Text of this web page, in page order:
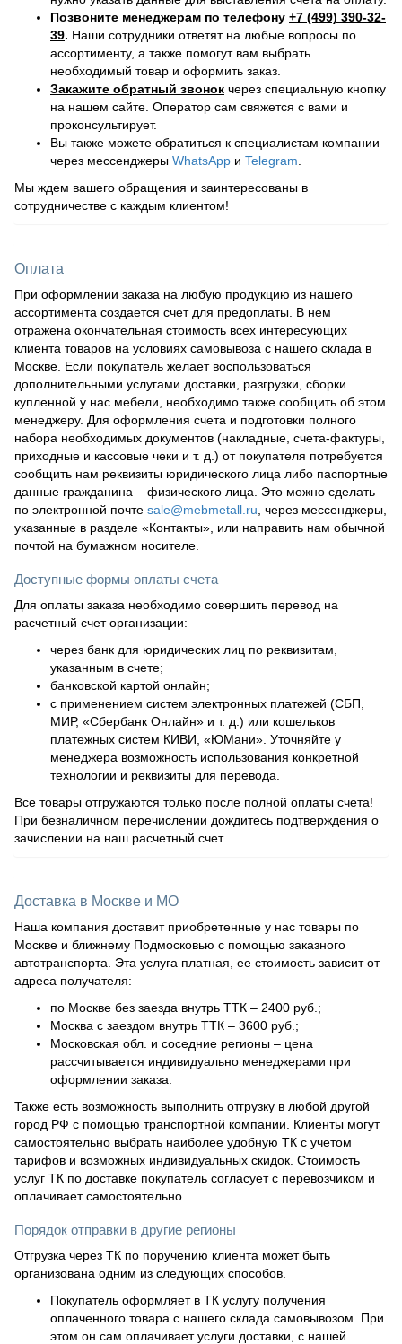
Позвоните менеджерам по телефону +7 (499) 390-32-
39. Наши сотрудники ответят на любые вопросы по
ассортименту, а также помогут вам выбрать
необходимый товар и оформить заказ.
Закажите обратный звонок через специальную кнопку
на нашем сайте. Оператор сам свяжется с вами и
проконсультирует.
Вы также можете обратиться к специалистам компании
через мессенджеры WhatsApp и Telegram
Мы ждем вашего обращения и заинтересованы в
сотрудничестве с каждым клиентом!
Оплата
При оформлении заказа на любую продукцию из нашего
ассортимента создается счет для предоплаты. В нем
отражена окончательная стоимость всех интересующих
клиента товаров на условиях самовывоза с нашего склада в
Москве. Если покупатель желает воспользоваться
дополнительными услугами доставки, разгрузки, сборки
купленной у нас мебели, необходимо также сообщить об этом
менеджеру. Для оформления счета и подготовки полного
набора необходимых документов (накладные, счета-фактуры,
приходные и кассовые чеки и т. д.) от покупателя потребуется
сообщить нам реквизиты юридического лица либо паспортные
данные гражданина – физического лица. Это можно сделать
по электронной почте sale@mebmetall.ru , через мессенджеры,
указанные в разделе «Контакты», или направить нам обычной
почтой на бумажном носителе.
Доступные формы оплаты счета
Для оплаты заказа необходимо совершить перевод на
расчетный счет организации:
через банк для юридических лиц по реквизитам,
указанным в счете;
банковской картой онлайн;
с применением систем электронных платежей (СБП,
МИР, «Сбербанк Онлайн» и т. д.) или кошельков
платежных систем КИВИ, «ЮМани». Уточняйте у
менеджера возможность использования конкретной
технологии и реквизиты для перевода.
Все товары отгружаются только после полной оплаты счета!
При безналичном перечислении дождитесь подтверждения о
зачислении на наш расчетный счет.
Доставка в Москве и МО
Наша компания доставит приобретенные у нас товары по
Москве и ближнему Подмосковью с помощью заказного
автотранспорта. Эта услуга платная, ее стоимость зависит от
адреса получателя:
по Москве без заезда внутрь ТТК – 2400 руб.;
Москва с заездом внутрь ТТК – 3600 руб.;
Московская обл. и соседние регионы – цена
рассчитывается индивидуально менеджерами при
оформлении заказа.
Также есть возможность выполнить отгрузку в любой другой
город РФ с помощью транспортной компании. Клиенты могут
самостоятельно выбрать наиболее удобную ТК с учетом
тарифов и возможных индивидуальных скидок. Стоимость
услуг ТК по доставке покупатель согласует с перевозчиком и
оплачивает самостоятельно.
Порядок отправки в другие регионы
Отгрузка через ТК по поручению клиента может быть
организована одним из следующих способов.
Покупатель оформляет в ТК услугу получения
оплаченного товара с нашего склада самовывозом. При
этом он сам оплачивает услуги доставки, с нашей